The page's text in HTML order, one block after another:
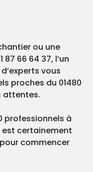
ou une
66 64 37, l’un
vous
proches du 01480
attentes.
professionnels à
est certainement
commencer